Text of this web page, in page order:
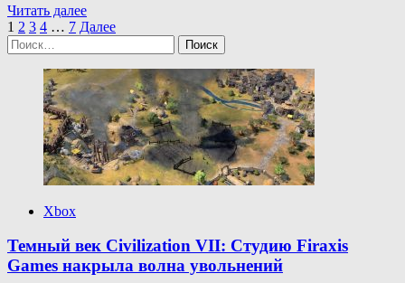
Читать далееПрочитать
больше
Футуристический
шутер
Metal
Eden
вышел
на PC
Пагинация
записей
1 2 3 4 … 7 Далее
Найти:
Xbox
Темный век Civilization VII: Студию Firaxis
Games накрыла волна увольнений